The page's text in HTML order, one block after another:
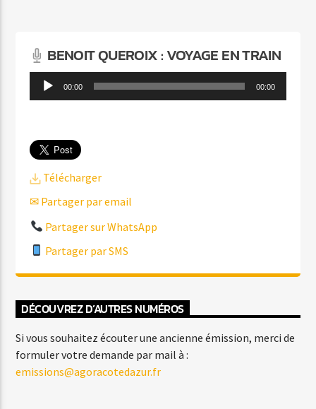
Agora Côte d’Azur
Agora Menton/Monaco
BENOIT QUEROIX : VOYAGE EN TRAIN
Lecteur 00:00 00:00
Télécharger
✉ Partager par email
Partager sur WhatsApp
Partager par SMS
DÉCOUVREZ D’AUTRES NUMÉROS
Si vous souhaitez écouter une ancienne émission, merci de
formuler votre demande par mail à :
emissions@agoracotedazur.fr